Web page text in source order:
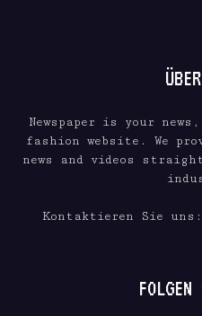
Newspaper is your
fashion website. We
news and videos
Kontaktieren Sie uns: